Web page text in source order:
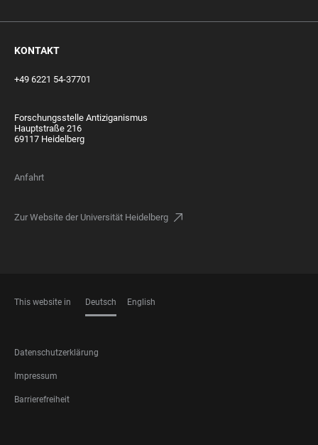
KONTAKT
+49 6221 54-37701
Forschungsstelle Antiziganismus
Hauptstraße 216
69117 Heidelberg
Anfahrt
Zur Website der Universität Heidelberg
This website in Deutsch English
FOOTER
LEGAL
Datenschutzerklärung
Impressum
Barrierefreiheit